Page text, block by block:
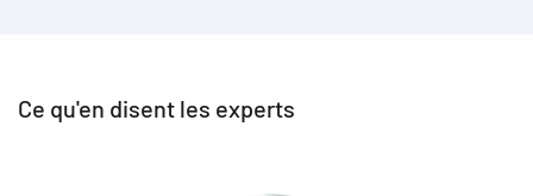
Ce qu'en disent les experts